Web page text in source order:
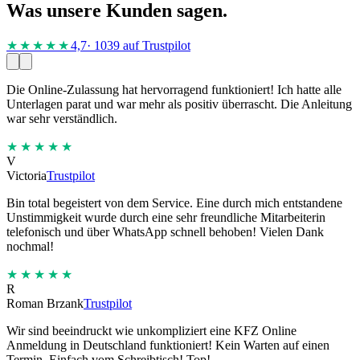
Was unsere Kunden sagen.
★★★★ ★4,7· 1039 auf Trustpilot
Die Online-Zulassung hat hervorragend funktioniert! Ich hatte alle
Unterlagen parat und war mehr als positiv überrascht. Die Anleitung
war sehr verständlich.
★★★★★
V
VictoriaTrustpilot
Bin total begeistert von dem Service. Eine durch mich entstandene
Unstimmigkeit wurde durch eine sehr freundliche Mitarbeiterin
telefonisch und über WhatsApp schnell behoben! Vielen Dank
nochmal!
★★★★★
R
Roman BrzankTrustpilot
Wir sind beeindruckt wie unkompliziert eine KFZ Online
Anmeldung in Deutschland funktioniert! Kein Warten auf einen